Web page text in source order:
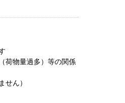
荷物量過多）等の関係
せん）